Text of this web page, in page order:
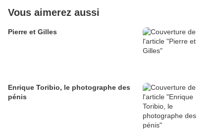
Vous aimerez aussi
Pierre et Gilles
Enrique Toribio, le photographe des
pénis